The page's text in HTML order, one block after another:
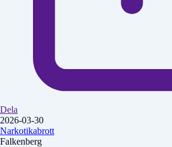
Dela
2026-03-30
Narkotikabrott
Falkenberg